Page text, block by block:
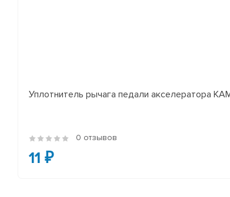
Уплотнитель рычага педали акселератора
0 отзывов
11 ₽